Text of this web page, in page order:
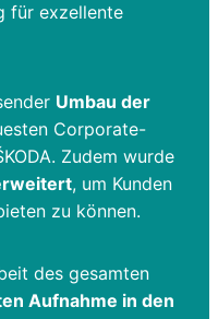
für exzellente
Umbau der
Corporate-
Zudem wurde
, um Kunden
zu können.
des gesamten
Aufnahme in den